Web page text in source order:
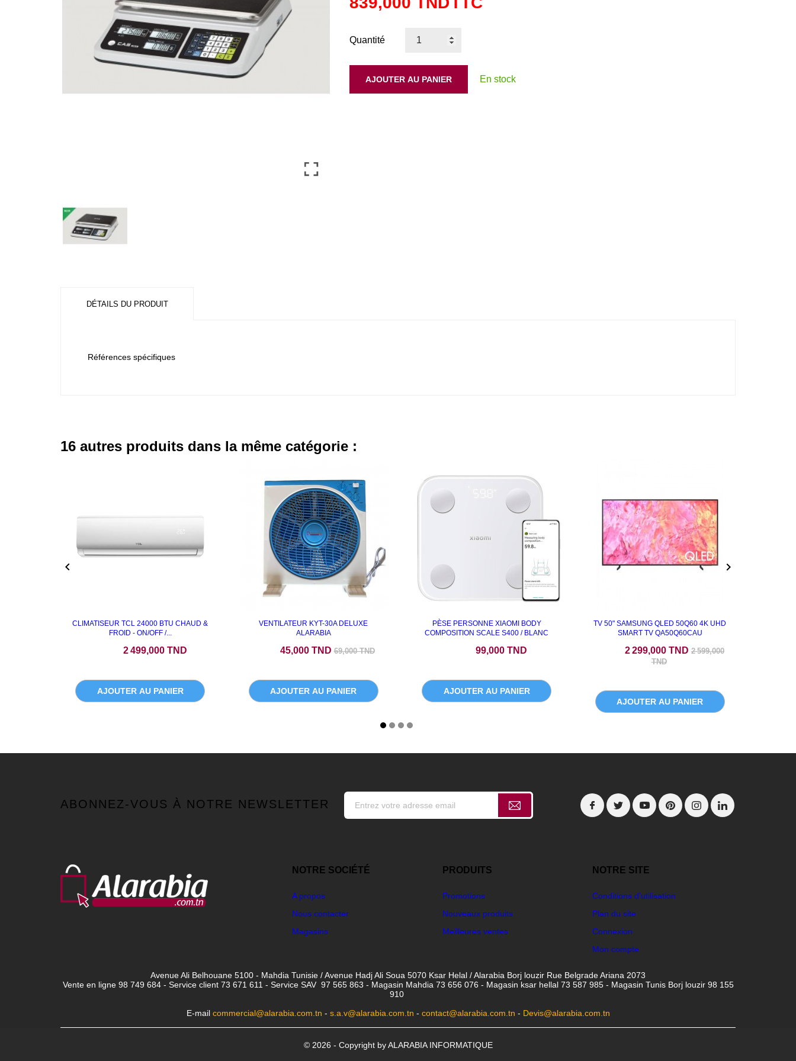
Quantité
AJOUTER AU PANIER En stock
DÉTAILS DU PRODUIT
Références spécifiques
16 autres produits dans la même catégorie :
CLIMATISEUR TCL 24000 BTU CHAUD &
FROID - ON/OFF /...
2 499,000 TND
AJOUTER AU PANIER
VENTILATEUR KYT-30A DELUXE
ALARABIA
45,000 TND Prix de base
69,000 TND
AJOUTER AU PANIER
PÈSE PERSONNE XIAOMI BODY
COMPOSITION SCALE S400 / BLANC
99,000 TND
AJOUTER AU PANIER
TV 50" SAMSUNG QLED 50Q60 4K UHD
SMART TV QA50Q60CAU
2 299,000 TND Prix de base
2 599,000
TND
AJOUTER AU PANIER
 
ABONNEZ-VOUS À NOTRE NEWSLETTER
NOTRE SOCIÉTÉ
A propos
Nous contacter
Magasins
PRODUITS
Promotions
Nouveaux produits
Meilleures ventes
NOTRE SITE
Conditions d'utilisation
Plan du site
Connexion
Mon compte
Avenue Ali Belhouane 5100 - Mahdia Tunisie / Avenue Hadj Ali Soua 5070 Ksar Helal / Alarabia Borj louzir Rue Belgrade Ariana 2073
Vente en ligne 98 749 684 - Service client 73 671 611 - Service SAV 97 565 863 - Magasin Mahdia 73 656 076 - Magasin ksar hellal 73 587 985 - Magasin Tunis Borj louzir 98 155
910
E-mail commercial@alarabia.com.tn - s.a.v@alarabia.com.tn - contact@alarabia.com.tn - Devis@alarabia.com.tn
© 2026 - Copyright by ALARABIA INFORMATIQUE